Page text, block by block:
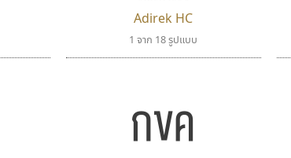
Adirek HC
1 จาก 18 รูปแบบ
กขค